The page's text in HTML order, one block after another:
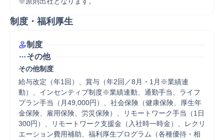
制度・福利厚生
制度
その他
その他制度
給与改定（年1回）、賞与（年2回／8月・1月※業績連
動）、インセンティブ制度※業績連動、通勤手当、ライフ
プラン手当（月49,000円）、社会保険（健康保険、厚生年
金保険、雇用保険、労災保険）、リモートワーク手当（1日
300円）、リモートワーク支援金（入社時一時金）、レクリ
エーション費用補助、福利厚生プログラム（各種優待・相